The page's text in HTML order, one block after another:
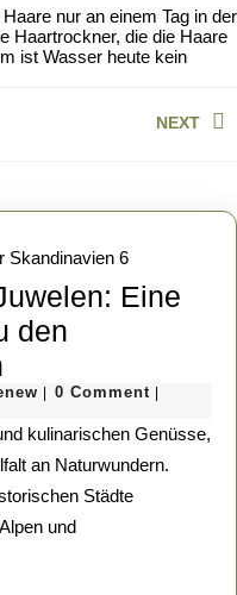
nur an einem Tag in der
Haartrockner, die die Haare
ist Wasser heute kein
NEXT
Eine
den
verborgene
Juwelen:
Eine
zu
Erik
van
Agenew
0 Comment
an Naturwundern.
Städte
und